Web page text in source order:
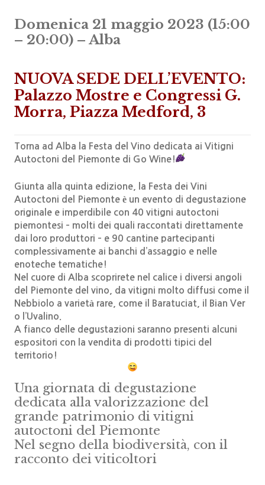
Domenica 21 maggio 2023 (15:00
– 20:00) – Alba
NUOVA SEDE DELL’EVENTO:
Palazzo Mostre e Congressi G.
Morra, Piazza Medford, 3
Torna ad Alba la Festa del Vino dedicata ai Vitigni
Autoctoni del Piemonte di Go Wine!
Giunta alla quinta edizione, la Festa dei Vini
Autoctoni del Piemonte è un evento di degustazione
originale e imperdibile con 40 vitigni autoctoni
piemontesi – molti dei quali raccontati direttamente
dai loro produttori – e 90 cantine partecipanti
complessivamente ai banchi d’assaggio e nelle
enoteche tematiche!
Nel cuore di Alba scoprirete nel calice i diversi angoli
del Piemonte del vino, da vitigni molto diffusi come il
Nebbiolo a varietà rare, come il Baratuciat, il Bian Ver
o l’Uvalino.
A fianco delle degustazioni saranno presenti alcuni
espositori con la vendita di prodotti tipici del
territorio!
Una giornata di degustazione
dedicata alla valorizzazione del
grande patrimonio di vitigni
autoctoni del Piemonte
Nel segno della biodiversità, con il
racconto dei viticoltori